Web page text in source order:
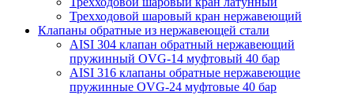
Трехходовой шаровый кран нержавеющий
Клапаны обратные из нержавеющей стали
AISI 304 клапан обратный нержавеющий
пружинный OVG-14 муфтовый 40 бар
AISI 316 клапаны обратные нержавеющие
пружинные OVG-24 муфтовые 40 бар